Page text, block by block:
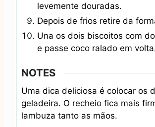
levemente douradas.
Depois de frios retire da
Una os dois biscoitos com
e passe coco ralado em
NOTES
Uma dica deliciosa é colocar os
geladeira. O recheio fica mais
lambuza tanto as mãos.